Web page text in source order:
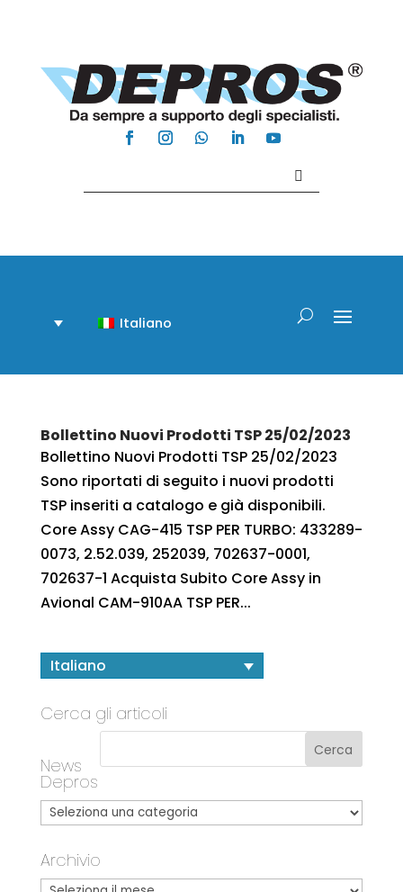
Italiano
Bollettino Nuovi Prodotti TSP 25/02/2023
Bollettino Nuovi Prodotti TSP 25/02/2023
Sono riportati di seguito i nuovi prodotti
TSP inseriti a catalogo e già disponibili.
Core Assy CAG-415 TSP PER TURBO: 433289-
0073, 2.52.039, 252039, 702637-0001,
702637-1 Acquista Subito Core Assy in
Avional CAM-910AA TSP PER...
Italiano
Cerca gli articoli
News
Depros
Archivio